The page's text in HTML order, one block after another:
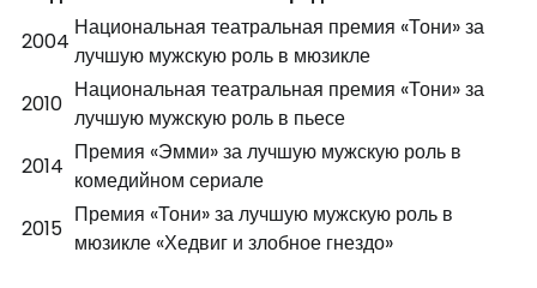
2004
Национальная театральная премия «Тони» за
лучшую мужскую роль в мюзикле
2010
Национальная театральная премия «Тони» за
лучшую мужскую роль в пьесе
2014
Премия «Эмми» за лучшую мужскую роль в
комедийном сериале
2015
Премия «Тони» за лучшую мужскую роль в
мюзикле «Хедвиг и злобное гнездо»